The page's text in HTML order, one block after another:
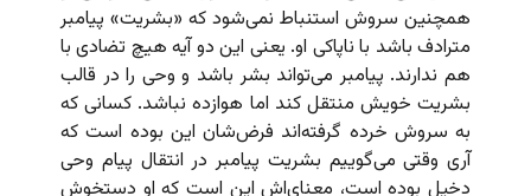
همچنین سروش استنباط نمی‌شود که «بشریت» پیامبر
مترادف باشد با ناپاکی او. یعنی این دو آیه هیچ تضادی با
هم ندارند. پیامبر می‌تواند بشر باشد و وحی را در قالب
بشریت خویش منتقل کند اما هوازده نباشد. کسانی که
به سروش خرده گرفته‌اند فرض‌شان این بوده است که
آری وقتی می‌گوییم بشریت پیامبر در انتقال پیام وحی
دخیل بوده است، معنای‌اش این است که او دستخوش